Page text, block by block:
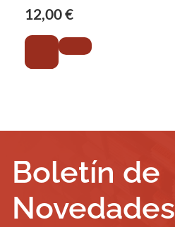
Aplicada a
12,00 €
Boletín de
Novedades